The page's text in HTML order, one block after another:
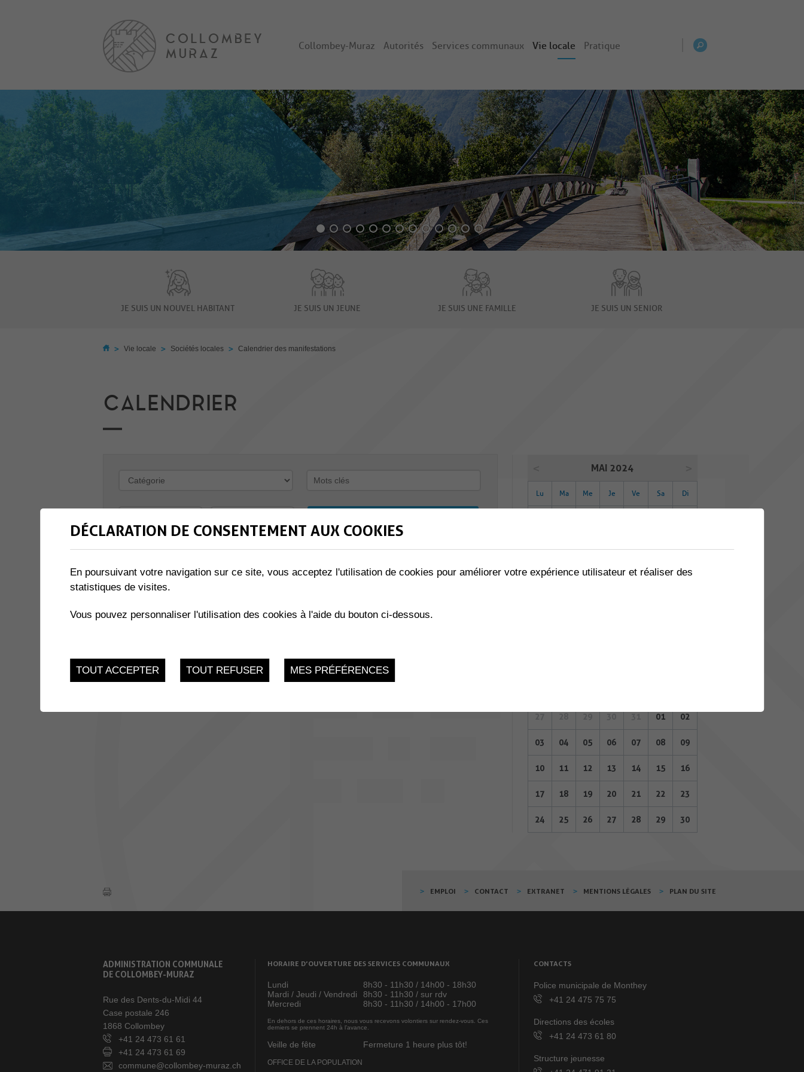
Collombey-Muraz Autorités Services communaux Vie locale Pratique
JE SUIS UN NOUVEL HABITANT JE SUIS UN JEUNE JE SUIS UNE FAMILLE JE SUIS UN SENIOR
> Vie locale > Sociétés locales > Calendrier des manifestations
CALENDRIER
14
OCT.
RÉCEPTION NOUVEAUX ARRIVANTS
Samedi 14 Octobre 2023
MAI 2024
Lu Ma Me Je Ve Sa Di
13 14 15 16 17 18 19
01 02
03 04 05 06 07 08 09
10 11 12 13 14 15 16
17 18 19 20 21 22 23
24 25 26 27 28 29 30
EMPLOI CONTACT EXTRANET MENTIONS LÉGALES PLAN DU SITE
ADMINISTRATION COMMUNALE
DE COLLOMBEY-MURAZ
Rue des Dents-du-Midi 44
Case postale 246
1868 Collombey
+41 24 473 61 61
+41 24 473 61 69
commune@collombey-muraz.ch
HORAIRE D’OUVERTURE DES SERVICES COMMUNAUX
Lundi
8h30 - 11h30 / 14h00 - 18h30
Mardi / Jeudi / Vendredi
8h30 - 11h30 / sur rdv
Mercredi
8h30 - 11h30 / 14h00 - 17h00
En dehors de ces horaires, nous vous recevons volontiers sur rendez-vous. Ces
derniers se prennent 24h à l’avance.
Veille de fête Fermeture 1 heure plus tôt!
OFFICE DE LA POPULATION
CONTACTS
Police municipale de Monthey
+41 24 475 75 75
Directions des écoles
+41 24 473 61 80
Structure jeunesse
DÉCLARATION DE CONSENTEMENT AUX COOKIES
En poursuivant votre navigation sur ce site, vous acceptez l'utilisation de cookies pour améliorer votre expérience utilisateur et réaliser des
statistiques de visites.
Vous pouvez personnaliser l'utilisation des cookies à l'aide du bouton ci-dessous.
TOUT ACCEPTER TOUT REFUSER MES PRÉFÉRENCES